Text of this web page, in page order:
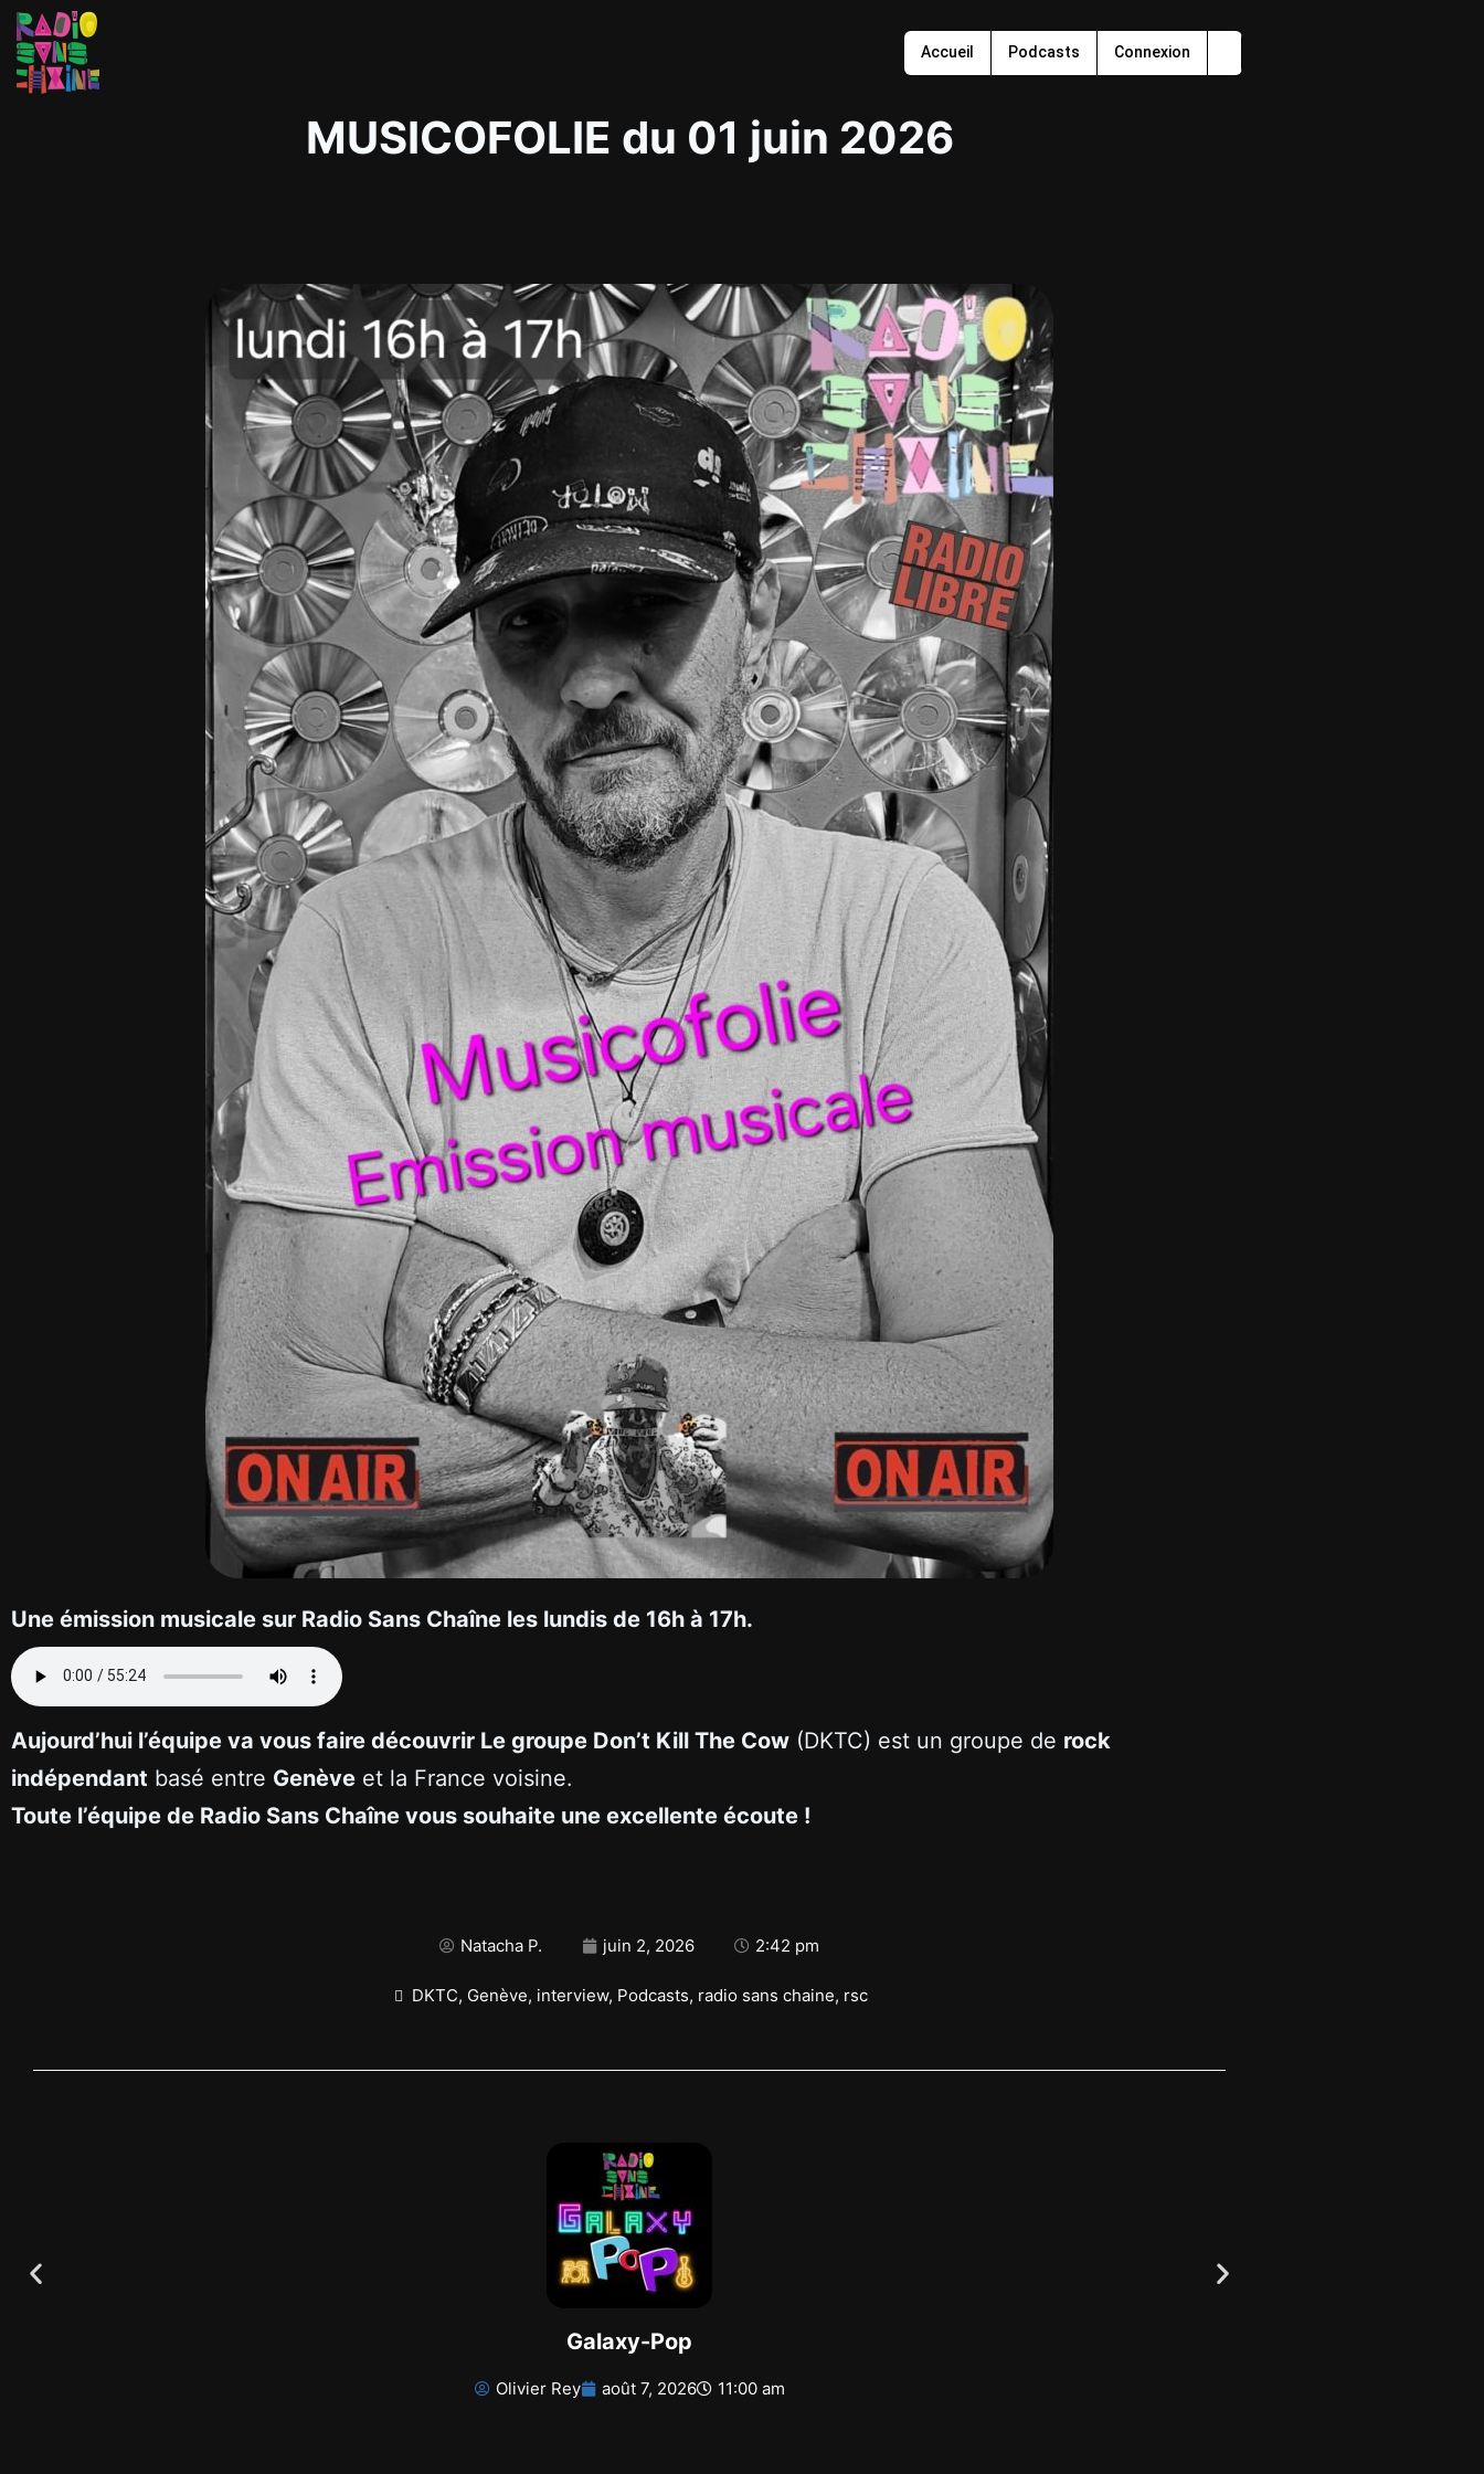
Accueil Podcasts Connexion
MUSICOFOLIE du 01 juin 2026
Une émission musicale sur Radio Sans Chaîne les lundis de 16h à 17h.
Aujourd’hui l’équipe va vous faire découvrir Le groupe Don’t Kill The Cow (DKTC) est un groupe de rock
indépendant basé entre Genève et la France voisine.
Toute l’équipe de Radio Sans Chaîne vous souhaite une excellente écoute !
Natacha P. juin 2, 2026 2:42 pm
DKTC, Genève, interview, Podcasts, radio sans chaine, rsc
Galaxy-Pop
Olivier Rey août 7, 2026 11:00 am